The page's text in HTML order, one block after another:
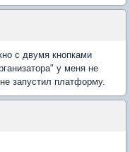
с двумя кнопками
у меня не
запустил платформу.